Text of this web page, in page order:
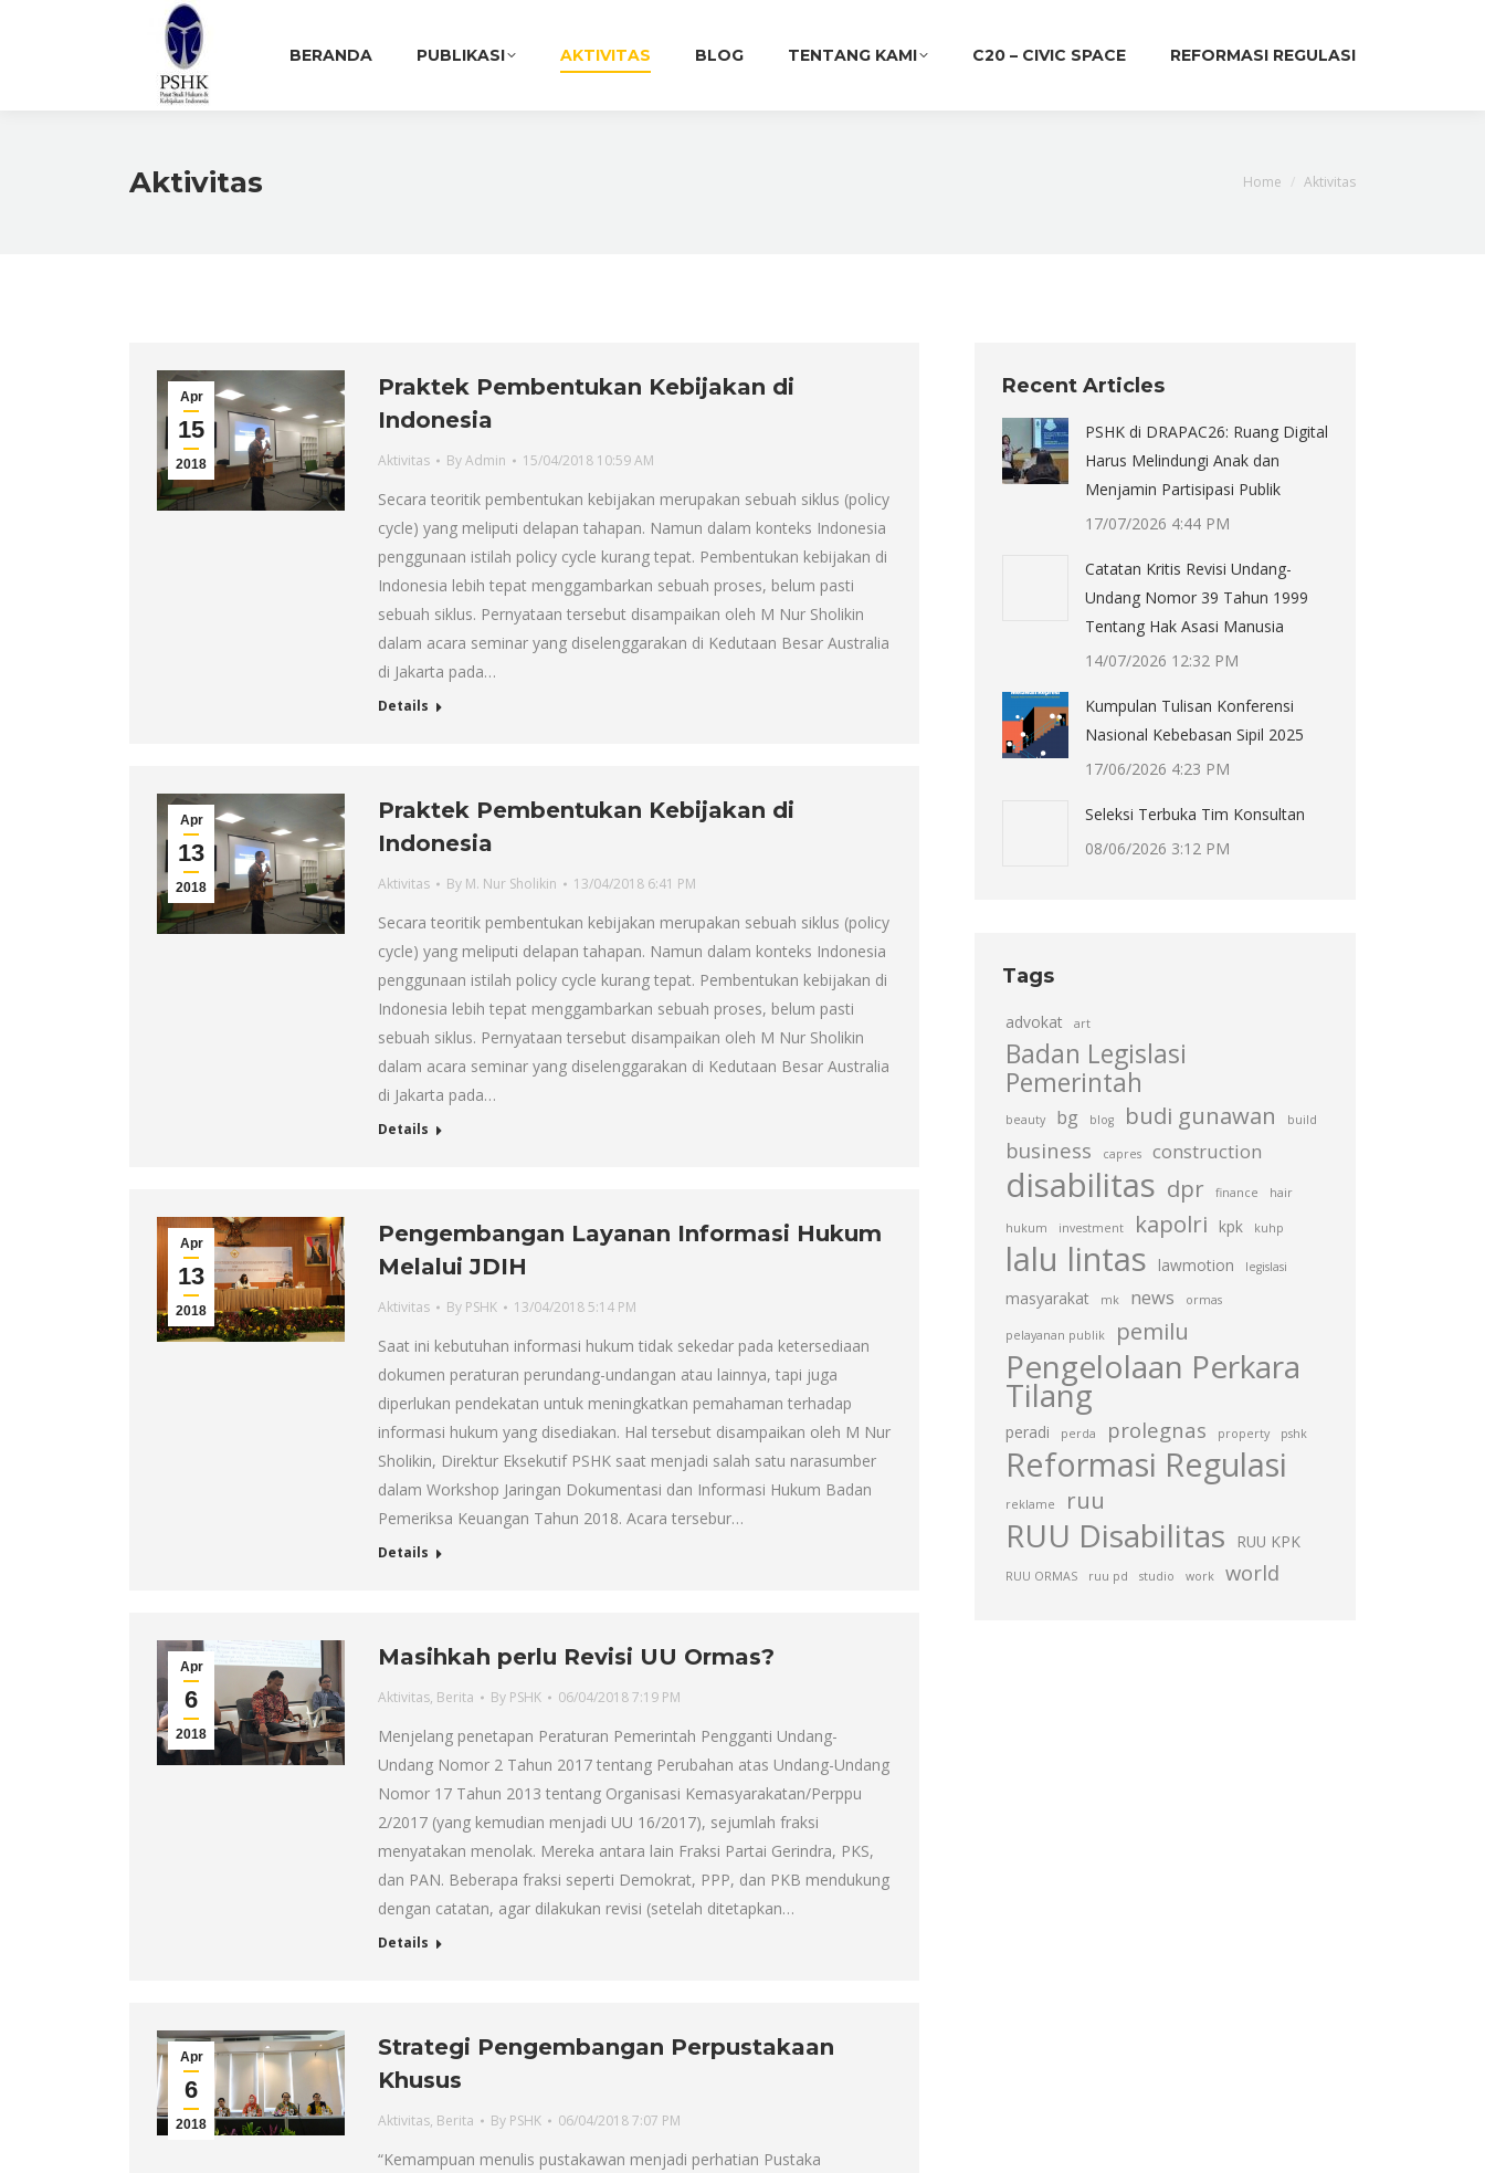
BERANDA PUBLIKASI AKTIVITAS BLOG TENTANG KAMI C20 – CIVIC SPACE REFORMASI REGULASI
Aktivitas You are here:
Home Aktivitas
Apr
15
2018
Praktek Pembentukan Kebijakan di
Indonesia
Aktivitas ByAdmin 15/04/2018 10:59 AM
Secara teoritik pembentukan kebijakan merupakan sebuah siklus (policy
cycle) yang meliputi delapan tahapan. Namun dalam konteks Indonesia
penggunaan istilah policy cycle kurang tepat. Pembentukan kebijakan di
Indonesia lebih tepat menggambarkan sebuah proses, belum pasti
sebuah siklus. Pernyataan tersebut disampaikan oleh M Nur Sholikin
dalam acara seminar yang diselenggarakan di Kedutaan Besar Australia
di Jakarta pada…
Details
Apr
13
2018
Praktek Pembentukan Kebijakan di
Indonesia
Aktivitas By M. Nur Sholikin 13/04/2018 6:41 PM
Secara teoritik pembentukan kebijakan merupakan sebuah siklus (policy
cycle) yang meliputi delapan tahapan. Namun dalam konteks Indonesia
penggunaan istilah policy cycle kurang tepat. Pembentukan kebijakan di
Indonesia lebih tepat menggambarkan sebuah proses, belum pasti
sebuah siklus. Pernyataan tersebut disampaikan oleh M Nur Sholikin
dalam acara seminar yang diselenggarakan di Kedutaan Besar Australia
di Jakarta pada…
Details
Apr
13
2018
Pengembangan Layanan Informasi Hukum
Melalui JDIH
Aktivitas By PSHK 13/04/2018 5:14 PM
Saat ini kebutuhan informasi hukum tidak sekedar pada ketersediaan
dokumen peraturan perundang-undangan atau lainnya, tapi juga
diperlukan pendekatan untuk meningkatkan pemahaman terhadap
informasi hukum yang disediakan. Hal tersebut disampaikan oleh M Nur
Sholikin, Direktur Eksekutif PSHK saat menjadi salah satu narasumber
dalam Workshop Jaringan Dokumentasi dan Informasi Hukum Badan
Pemeriksa Keuangan Tahun 2018. Acara tersebur…
Details
Apr
6
2018
Masihkah perlu Revisi UU Ormas?
Aktivitas, Berita By PSHK 06/04/2018 7:19 PM
Menjelang penetapan Peraturan Pemerintah Pengganti Undang-
Undang Nomor 2 Tahun 2017 tentang Perubahan atas Undang-Undang
Nomor 17 Tahun 2013 tentang Organisasi Kemasyarakatan/Perppu
2/2017 (yang kemudian menjadi UU 16/2017), sejumlah fraksi
menyatakan menolak. Mereka antara lain Fraksi Partai Gerindra, PKS,
dan PAN. Beberapa fraksi seperti Demokrat, PPP, dan PKB mendukung
dengan catatan, agar dilakukan revisi (setelah ditetapkan…
Details
Apr
6
2018
Strategi Pengembangan Perpustakaan
Khusus
Aktivitas, Berita By PSHK 06/04/2018 7:07 PM
“Kemampuan menulis pustakawan menjadi perhatian Pustaka
Recent Articles
PSHK di DRAPAC26: Ruang Digital
Harus Melindungi Anak dan
Menjamin Partisipasi Publik
17/07/2026 4:44 PM
Catatan Kritis Revisi Undang-
Undang Nomor 39 Tahun 1999
Tentang Hak Asasi Manusia
14/07/2026 12:32 PM
Kumpulan Tulisan Konferensi
Nasional Kebebasan Sipil 2025
17/06/2026 4:23 PM
Seleksi Terbuka Tim Konsultan
08/06/2026 3:12 PM
Tags
advokat art
Badan Legislasi
Pemerintah
beauty bg blog budi gunawan build
business capres construction
disabilitas dpr finance hair
hukum investment kapolri kpk kuhp
lalu lintas lawmotion legislasi
masyarakat mk news ormas
pelayanan publik pemilu
Pengelolaan Perkara
Tilang
peradi perda prolegnas property pshk
Reformasi Regulasi
reklame ruu
RUU Disabilitas RUU KPK
RUU ORMAS ruu pd studio work world